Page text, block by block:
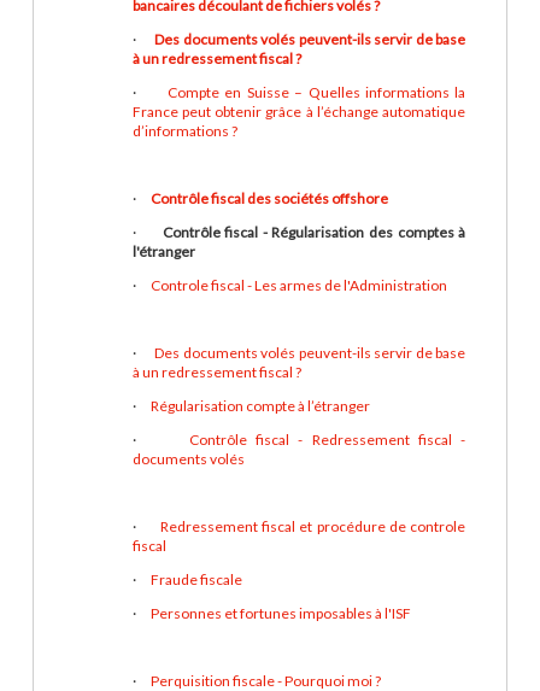
bancaires découlant de fichiers volés ?
· Des documents volés peuvent-ils servir de base
à un redressement fiscal ?
· Compte en Suisse – Quelles informations la
France peut obtenir grâce à l’échange automatique
d’informations ?
· Contrôle fiscal des sociétés offshore
· Contrôle fiscal - Régularisation des comptes à
l'étranger
· Controle fiscal - Les armes de l'Administration
· Des documents volés peuvent-ils servir de base
à un redressement fiscal ?
· Régularisation compte à l’étranger
· Contrôle fiscal - Redressement fiscal -
documents volés
· Redressement fiscal et procédure de controle
fiscal
· Fraude fiscale
· Personnes et fortunes imposables à l'ISF
· Perquisition fiscale - Pourquoi moi ?